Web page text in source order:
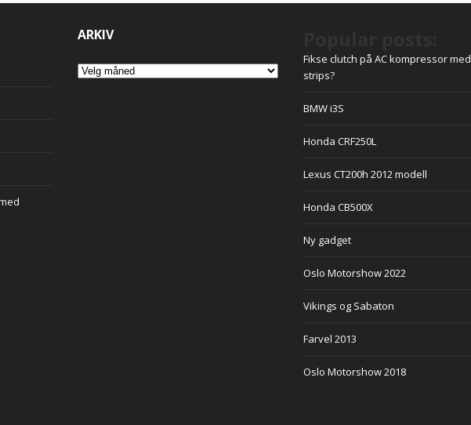
ARKIV
Arkiv
Fikse clutch på AC kompressor med
strips?
BMW i3S
Honda CRF250L
Lexus CT200h 2012 modell
Honda CB500X
Ny gadget
Oslo Motorshow 2022
Vikings og Sabaton
Farvel 2013
Oslo Motorshow 2018